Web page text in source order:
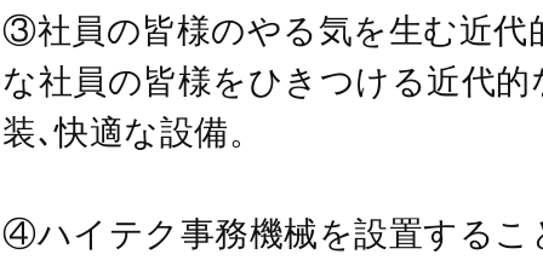
③社員の皆様のやる気を生む近代
な社員の皆様をひきつける近代
装､快適な設備。
④ハイテク事務機械を設置するこ